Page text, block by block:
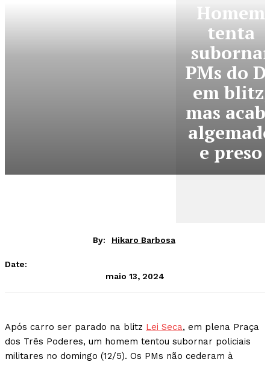
Homem
tenta
PMs do
em blitz,
mas
e preso
By: Hikaro Barbosa
Date:
maio 13, 2024
Após carro ser parado na blitz Lei Seca, em plena Praça
dos Três Poderes, um homem tentou subornar policiais
militares no domingo (12/5). Os PMs não cederam à